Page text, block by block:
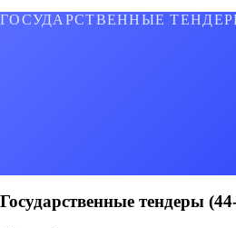
ГОСУДАРСТВЕННЫЕ
Государственные тендеры